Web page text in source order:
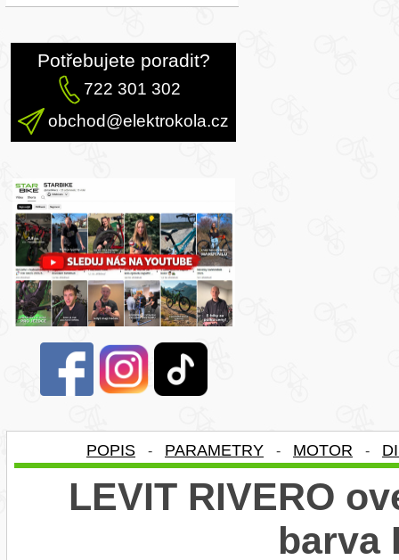
Potřebujete poradit?
722 301 302
obchod@elektrokola.cz
POPIS - PARAMETRY - MOTOR -
LEVIT RIVERO
barva